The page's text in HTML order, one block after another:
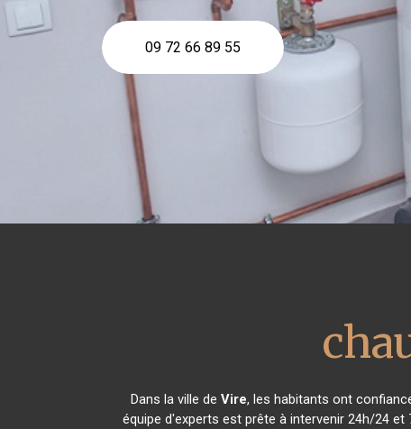
09 72 66 89 55
Dans la ville de Vire, les habitants ont
équipe d'experts est prête à intervenir 24h/24